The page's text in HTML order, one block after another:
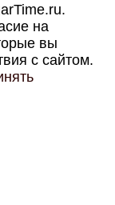
на
вы
с сайтом.